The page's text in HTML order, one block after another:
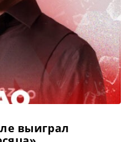
выиграл